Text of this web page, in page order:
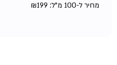
מחיר ל-100 מ"ל:
₪199